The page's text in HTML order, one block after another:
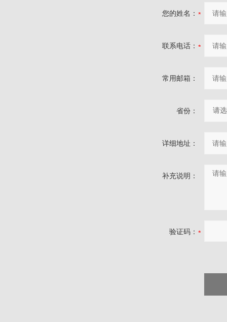
您的姓名：
联系电话：
常用邮箱：
省份：
详细地址：
补充说明：
验证码：